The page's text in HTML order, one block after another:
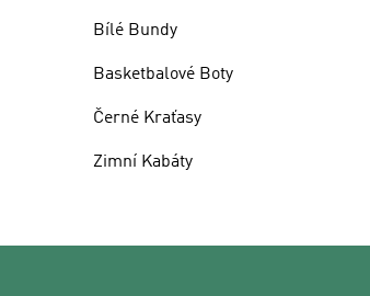
Bílé Bundy
Basketbalové Boty
Černé Kraťasy
Zimní Kabáty